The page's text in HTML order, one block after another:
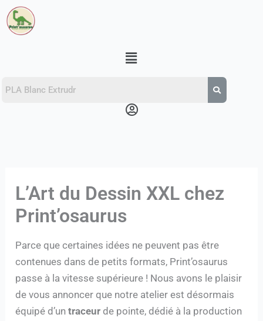
Aller
au
Menu
Menu
L’Art du Dessin XXL chez
Print’osaurus
Parce que certaines idées ne peuvent pas être
contenues dans de petits formats, Print’osaurus
passe à la vitesse supérieure ! Nous avons le plaisir
de vous annoncer que notre atelier est désormais
équipé d’untraceur de pointe, dédié à la production